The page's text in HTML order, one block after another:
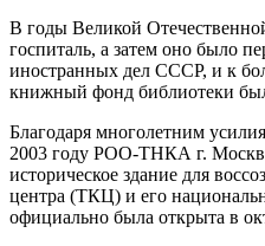
В годы Великой
госпиталь, а затем оно было
иностранных дел СССР, и к
книжный фонд библиотеки
Благодаря многолетним
2003 году РОО-ТНКА г.
историческое здание для
центра (ТКЦ) и его
официально была открыта в